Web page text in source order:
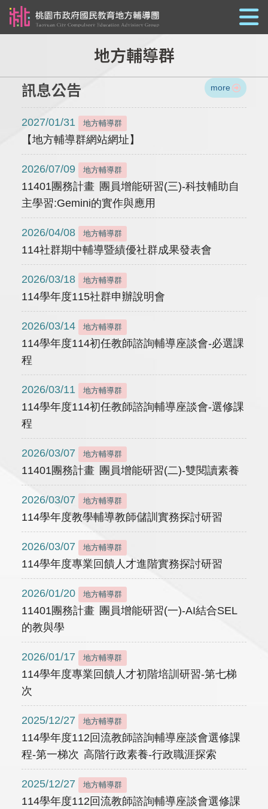
地方輔導群
訊息公告 more
2027/01/31 地方輔導群
【地方輔導群網站網址】
2026/07/09 地方輔導群
11401團務計畫 團員增能研習(三)-科技輔助自
主學習:Gemini的實作與應用
2026/04/08 地方輔導群
114社群期中輔導暨績優社群成果發表會
2026/03/18 地方輔導群
114學年度115社群申辦說明會
2026/03/14 地方輔導群
114學年度114初任教師諮詢輔導座談會-必選課
程
2026/03/11 地方輔導群
114學年度114初任教師諮詢輔導座談會-選修課
程
2026/03/07 地方輔導群
11401團務計畫 團員增能研習(二)-雙閱讀素養
2026/03/07 地方輔導群
114學年度教學輔導教師儲訓實務探討研習
2026/03/07 地方輔導群
114學年度專業回饋人才進階實務探討研習
2026/01/20 地方輔導群
11401團務計畫 團員增能研習(一)-AI結合SEL
的教與學
2026/01/17 地方輔導群
114學年度專業回饋人才初階培訓研習-第七梯
次
2025/12/27 地方輔導群
114學年度112回流教師諮詢輔導座談會選修課
程-第一梯次 高階行政素養-行政職涯探索
2025/12/27 地方輔導群
114學年度112回流教師諮詢輔導座談會選修課